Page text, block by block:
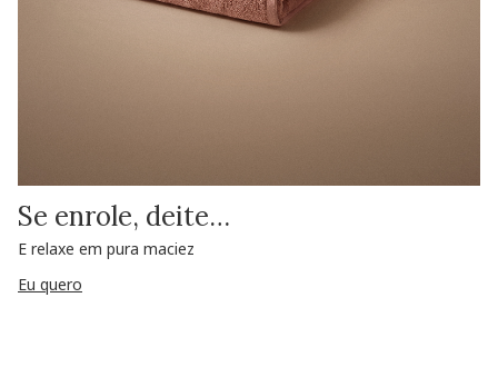
Se enrole, deite…
E relaxe em pura maciez
Eu quero